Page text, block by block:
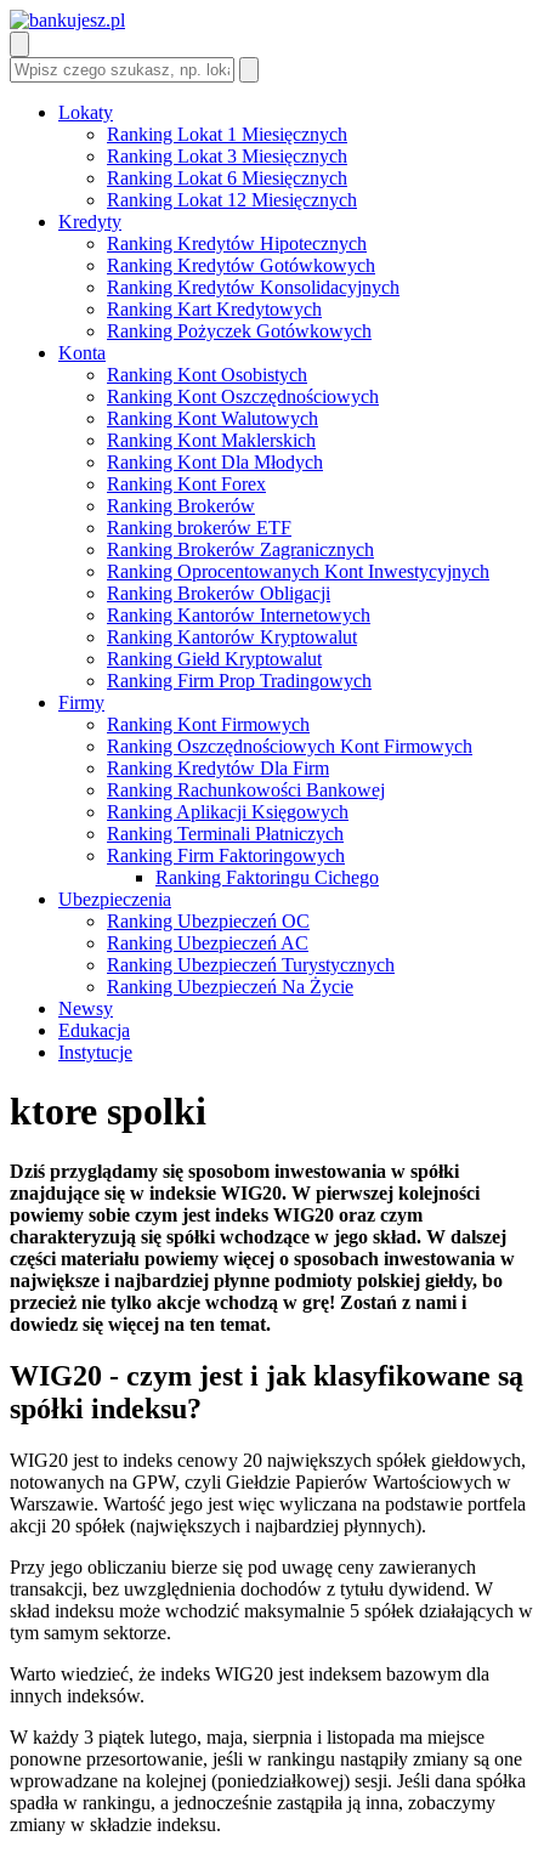
Lokaty
Ranking Lokat 1 Miesięcznych
Ranking Lokat 3 Miesięcznych
Ranking Lokat 6 Miesięcznych
Ranking Lokat 12 Miesięcznych
Kredyty
Ranking Kredytów Hipotecznych
Ranking Kredytów Gotówkowych
Ranking Kredytów Konsolidacyjnych
Ranking Kart Kredytowych
Ranking Pożyczek Gotówkowych
Konta
Ranking Kont Osobistych
Ranking Kont Oszczędnościowych
Ranking Kont Walutowych
Ranking Kont Maklerskich
Ranking Kont Dla Młodych
Ranking Kont Forex
Ranking Brokerów
Ranking brokerów ETF
Ranking Brokerów Zagranicznych
Ranking Oprocentowanych Kont Inwestycyjnych
Ranking Brokerów Obligacji
Ranking Kantorów Internetowych
Ranking Kantorów Kryptowalut
Ranking Giełd Kryptowalut
Ranking Firm Prop Tradingowych
Firmy
Ranking Kont Firmowych
Ranking Oszczędnościowych Kont Firmowych
Ranking Kredytów Dla Firm
Ranking Rachunkowości Bankowej
Ranking Aplikacji Księgowych
Ranking Terminali Płatniczych
Ranking Firm Faktoringowych
Ranking Faktoringu Cichego
Ubezpieczenia
Ranking Ubezpieczeń OC
Ranking Ubezpieczeń AC
Ranking Ubezpieczeń Turystycznych
Ranking Ubezpieczeń Na Życie
Newsy
Edukacja
Instytucje
ktore spolki
Dziś przyglądamy się sposobom inwestowania w spółki
znajdujące się w indeksie WIG20. W pierwszej kolejności
powiemy sobie czym jest indeks WIG20 oraz czym
charakteryzują się spółki wchodzące w jego skład. W dalszej
części materiału powiemy więcej o sposobach inwestowania w
największe i najbardziej płynne podmioty polskiej giełdy, bo
przecież nie tylko akcje wchodzą w grę! Zostań z nami i
dowiedz się więcej na ten temat.
WIG20 - czym jest i jak klasyfikowane są
spółki indeksu?
WIG20 jest to indeks cenowy 20 największych spółek giełdowych,
notowanych na GPW, czyli Giełdzie Papierów Wartościowych w
Warszawie. Wartość jego jest więc wyliczana na podstawie portfela
akcji 20 spółek (największych i najbardziej płynnych).
Przy jego obliczaniu bierze się pod uwagę ceny zawieranych
transakcji, bez uwzględnienia dochodów z tytułu dywidend. W
skład indeksu może wchodzić maksymalnie 5 spółek działających w
tym samym sektorze.
Warto wiedzieć, że indeks WIG20 jest indeksem bazowym dla
innych indeksów.
W każdy 3 piątek lutego, maja, sierpnia i listopada ma miejsce
ponowne przesortowanie, jeśli w rankingu nastąpiły zmiany są one
wprowadzane na kolejnej (poniedziałkowej) sesji. Jeśli dana spółka
spadła w rankingu, a jednocześnie zastąpiła ją inna, zobaczymy
zmiany w składzie indeksu.